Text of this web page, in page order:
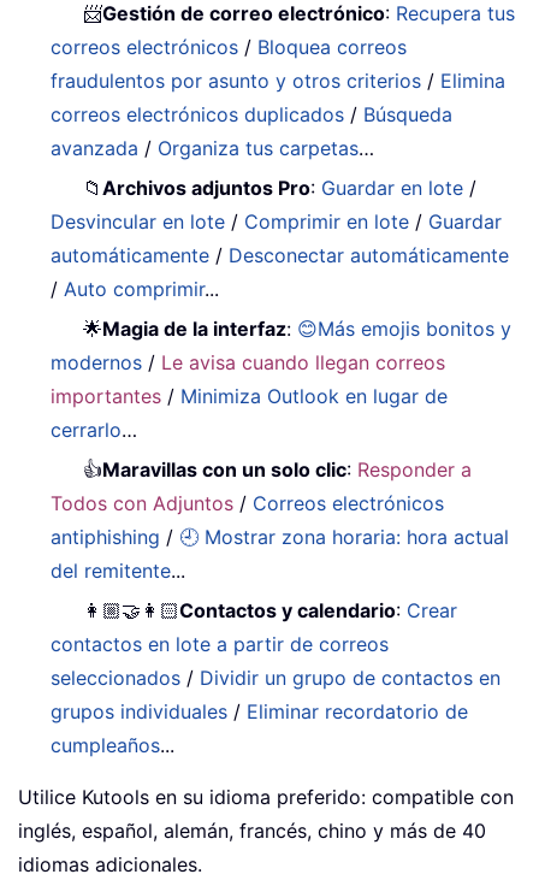
📨Gestión de correo electrónico: Recupera tus
correos electrónicos / Bloquea correos
fraudulentos por asunto y otros criterios / Elimina
correos electrónicos duplicados / Búsqueda
avanzada / Organiza tus carpetas…
📁Archivos adjuntos Pro: Guardar en lote /
Desvincular en lote / Comprimir en lote / Guardar
automáticamente / Desconectar automáticamente
/Auto comprimir...
🌟Magia de la interfaz: 😊Más emojis bonitos y
modernos / Le avisa cuando llegan correos
importantes / Minimiza Outlook en lugar de
cerrarlo…
👍Maravillas con un solo clic: Responder a
Todos con Adjuntos / Correos electrónicos
antiphishing / 🕘 Mostrar zona horaria: hora actual
del remitente...
👩🏼‍🤝‍👩🏻Contactos y calendario: Crear
contactos en lote a partir de correos
seleccionados / Dividir un grupo de contactos en
grupos individuales / Eliminar recordatorio de
cumpleaños...
Utilice Kutools en su idioma preferido: compatible con
inglés, español, alemán, francés, chino y más de 40
idiomas adicionales.